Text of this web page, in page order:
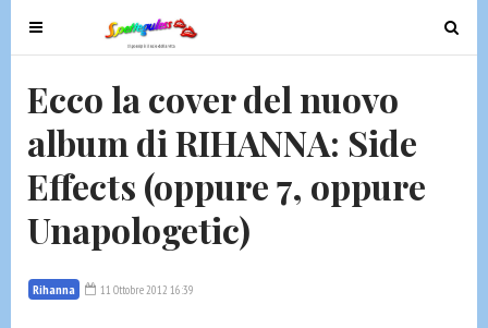
T
o
g
e
n
v
g
T
o
Ecco la cover del nuovo
album di RIHANNA: Side
Effects (oppure 7, oppure
Unapologetic)
Rihanna 11 Ottobre 2012 16:39